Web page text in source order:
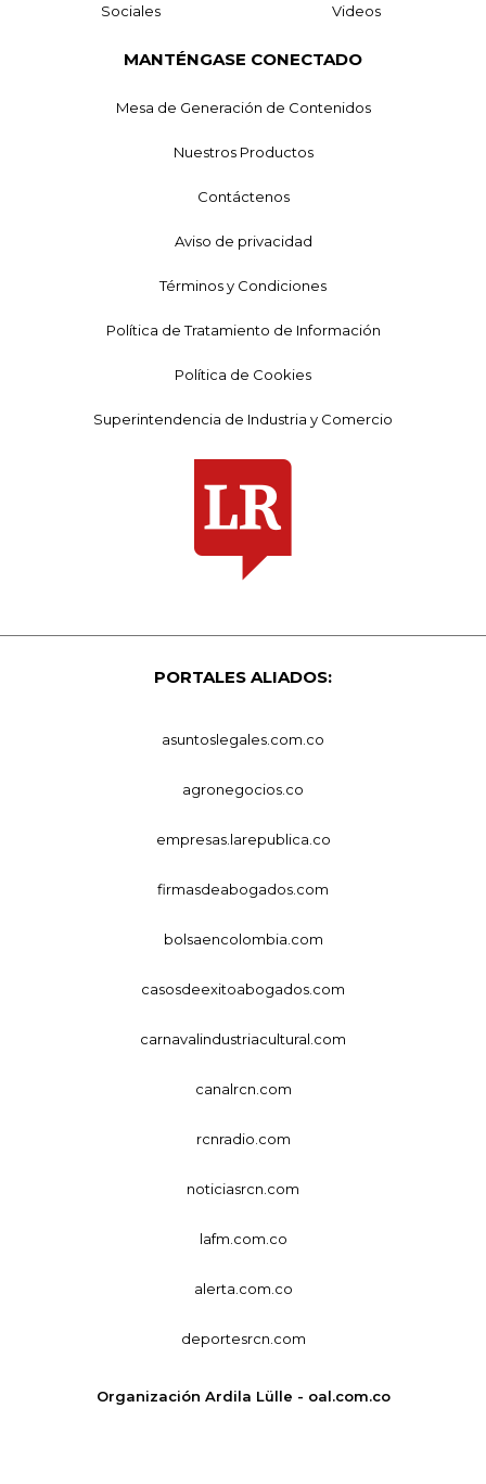
Sociales Videos
MANTÉNGASE CONECTADO
Mesa de Generación de Contenidos
Nuestros Productos
Contáctenos
Aviso de privacidad
Términos y Condiciones
Política de Tratamiento de Información
Política de Cookies
Superintendencia de Industria y Comercio
PORTALES ALIADOS:
asuntoslegales.com.co
agronegocios.co
empresas.larepublica.co
firmasdeabogados.com
bolsaencolombia.com
casosdeexitoabogados.com
carnavalindustriacultural.com
canalrcn.com
rcnradio.com
noticiasrcn.com
lafm.com.co
alerta.com.co
deportesrcn.com
Organización Ardila Lülle - oal.com.co